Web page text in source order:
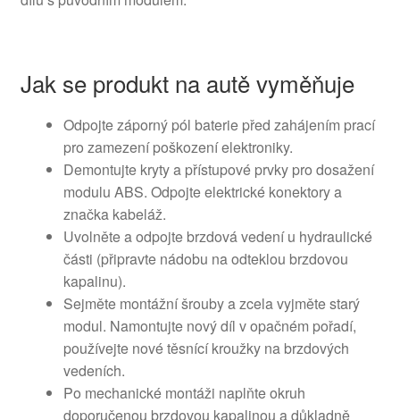
Jak se produkt na autě vyměňuje
Odpojte záporný pól baterie před zahájením prací
pro zamezení poškození elektroniky.
Demontujte kryty a přístupové prvky pro dosažení
modulu ABS. Odpojte elektrické konektory a
značka kabeláž.
Uvolněte a odpojte brzdová vedení u hydraulické
části (připravte nádobu na odteklou brzdovou
kapalinu).
Sejměte montážní šrouby a zcela vyjměte starý
modul. Namontujte nový díl v opačném pořadí,
používejte nové těsnící kroužky na brzdových
vedeních.
Po mechanické montáži naplňte okruh
doporučenou brzdovou kapalinou a důkladně